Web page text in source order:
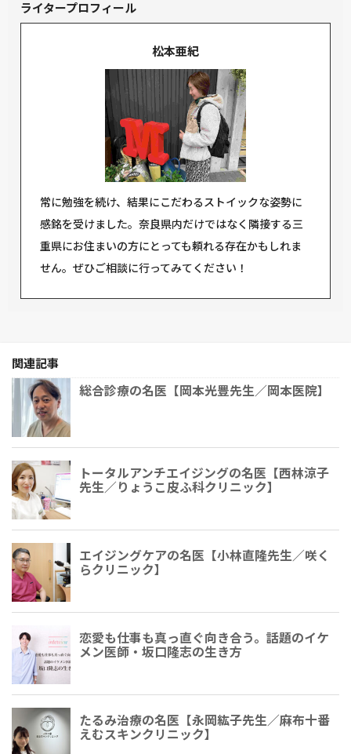
ライタープロフィール
松本亜紀
常に勉強を続け、結果にこだわるストイックな姿勢に
感銘を受けました。奈良県内だけではなく隣接する三
重県にお住まいの方にとっても頼れる存在かもしれま
せん。ぜひご相談に行ってみてください！
関連記事
総合診療の名医【岡本光豊先生／岡本医院】
トータルアンチエイジングの名医【西林涼子
先生／りょうこ皮ふ科クリニック】
エイジングケアの名医【小林直隆先生／咲く
らクリニック】
恋愛も仕事も真っ直ぐ向き合う。話題のイケ
メン医師・坂口隆志の生き方
たるみ治療の名医【永岡紘子先生／麻布十番
えむスキンクリニック】